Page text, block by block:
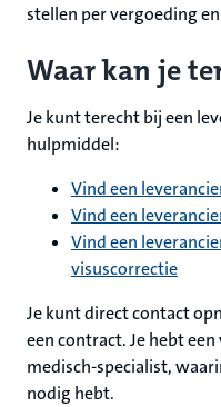
stellen per vergoeding
Waar kan je
Je kunt terecht bij een
hulpmiddel:
Vind een
Vind een
Vind een
visuscorrectie
Je kunt direct contact
een contract. Je hebt
medisch-specialist,
nodig hebt.